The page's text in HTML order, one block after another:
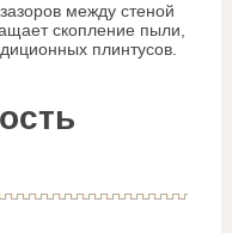
между стеной
скопление пыли,
плинтусов.